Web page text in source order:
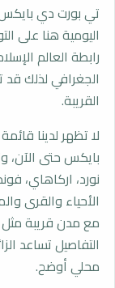
تي بورت دي
رابطة العالم
الجغرافي لذلك قد
القريبة.
لا تظهر لدينا
بايكس حتى
نورد، اركاهاي،
الأحياء والقرى
مع مدن قريبة مثل
التفاصيل تساعد
محلي أوضح.